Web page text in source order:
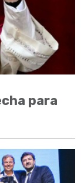
para